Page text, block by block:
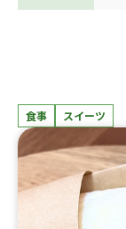
食事 スイーツ